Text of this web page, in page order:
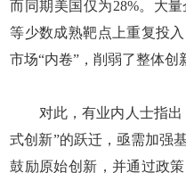
而同期美国仅为28%。大
等少数成熟靶点上重复投
市场“内卷”，削弱了整体创
对此，有业内人士指出
式创新”的跃迁，亟需加强
鼓励原始创新，并通过政